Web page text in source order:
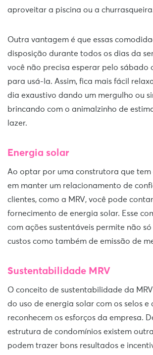
aproveitar a piscina ou a
Outra vantagem é que essas
disposição durante todos os dias da
você não precisa esperar pelo sábado
para usá-la. Assim, fica mais fácil
dia exaustivo dando um mergulho ou
brincando com o animalzinho de
lazer.
Energia solar
Ao optar por uma construtora que tem
em manter um relacionamento de
clientes, como a MRV, você pode
fornecimento de energia solar. Esse
com ações sustentáveis permite não
custos como também de emissão de
Sustentabilidade MRV
O conceito de sustentabilidade da
do uso de energia solar com os selos e
reconhecem os esforços da empresa.
estrutura de condomínios existem
podem trazer bons resultados e